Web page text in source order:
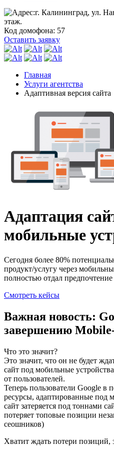
г. Калининград, ул.
этаж.
Код домофона: 57
Оставить заявку
Главная
Услуги агентства
Адаптивная версия сайта
Адаптация
мобильные
Сегодня более 80%
продукт/услугу через
полностью отдал
Смотреть кейсы
Важная новость:
завершению
Что это значит?
Это значит, что он не будет
сайт под мобильные
от пользователей.
Теперь пользователи Google в
ресурсы, адаптированные под
сайт затеряется под тоннами
потеряет топовые позиции
сеошников)
Хватит ждать потери позиций,